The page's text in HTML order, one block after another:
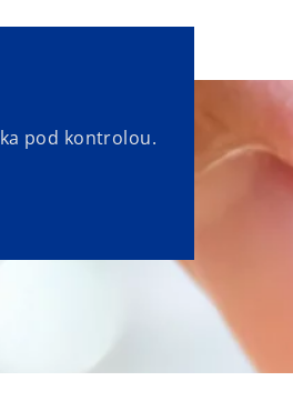
pod kontrolou.